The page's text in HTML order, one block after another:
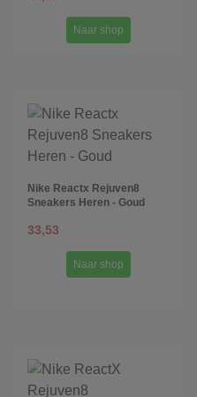
Naar shop
Nike Reactx Rejuven8
Sneakers Heren - Goud
33,53
Naar shop